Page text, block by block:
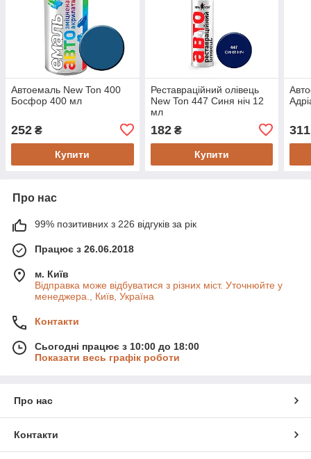
Автоемаль New Ton 400
Босфор 400 мл
252 ₴
Купити
Реставраційний олівець
New Ton 447 Синя ніч 12
мл
182₴
Купити
311
Про нас
99% позитивних з 226 відгуків за рік
Працює з 26.06.2018
м. Київ
Відправка може відбуватися з різних міст. Уточнюйте у
менеджера., Київ, Україна
Контакти
Сьогодні працює з 10:00 до 18:00
Показати весь графік роботи
Про нас
Контакти